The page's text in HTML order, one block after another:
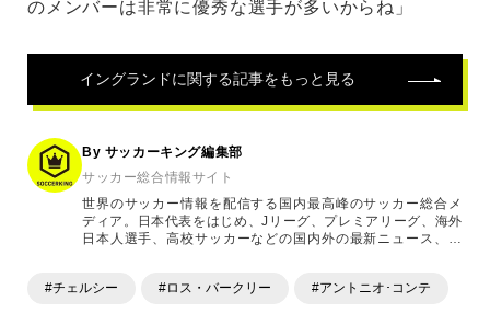
のメンバーは非常に優秀な選手が多いからね」
イングランドに関する記事をもっと見る
By サッカーキング編集部
サッカー総合情報サイト
世界のサッカー情報を配信する国内最高峰のサッカー総合メ
ディア。日本代表をはじめ、Jリーグ、プレミアリーグ、海外
日本人選手、高校サッカーなどの国内外の最新ニュース、コ
ます。「X」「Instagram」「YouTube」「TikTok」など、
#チェルシー #ロス・バークリー #アントニオ･コンテ